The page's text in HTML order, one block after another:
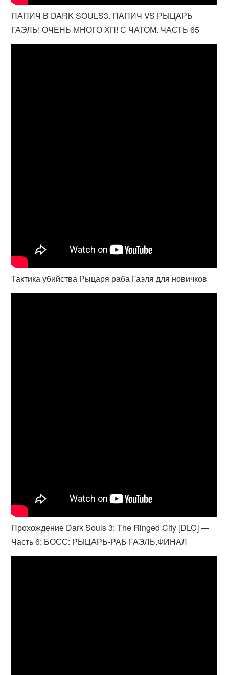
ПАПИЧ В DARK SOULS3. ПАПИЧ VS РЫЦАРЬ
ГАЭЛЬ! ОЧЕНЬ МНОГО ХП! С ЧАТОМ. ЧАСТЬ 65
Тактика убийства Рыцаря раба Гаэля для новичков
Прохождение Dark Souls 3: The Ringed City [DLC] —
Часть 6: БОСС: РЫЦАРЬ-РАБ ГАЭЛЬ.ФИНАЛ